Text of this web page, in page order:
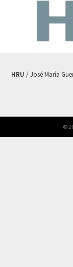
HRU / José María
©